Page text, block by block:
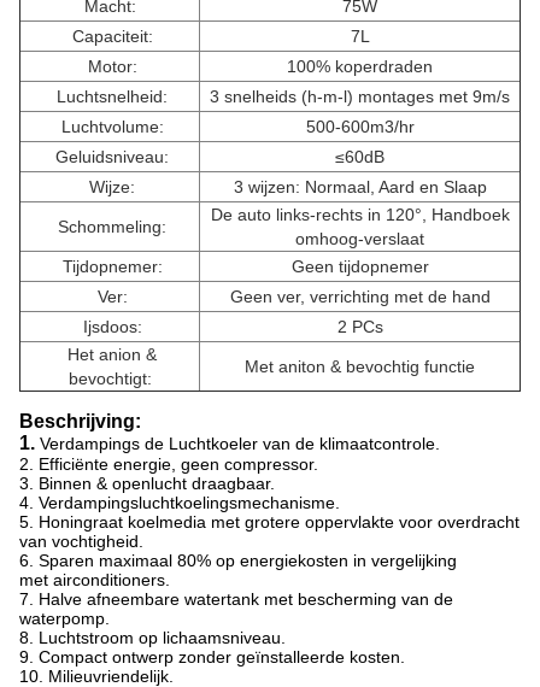
Macht:
75W
Capaciteit:
7L
Motor:
100% koperdraden
Luchtsnelheid:
3 snelheids (h-m-l) montages met 9m/s
Luchtvolume:
500-600m3/hr
Geluidsniveau:
≤60dB
Wijze:
3 wijzen: Normaal, Aard en Slaap
Schommeling:
De auto links-rechts in 120°, Handboek
omhoog-verslaat
Tijdopnemer:
Geen tijdopnemer
Ver:
Geen ver, verrichting met de hand
Ijsdoos:
2 PCs
Het anion &
bevochtigt:
Met aniton & bevochtig functie
Beschrijving:
1. Verdampings de Luchtkoeler van de klimaatcontrole.
2. Efficiënte energie, geen compressor.
3. Binnen & openlucht draagbaar.
4. Verdampingsluchtkoelingsmechanisme.
5. Honingraat koelmedia met grotere oppervlakte voor overdracht
van vochtigheid.
6. Sparen maximaal 80% op energiekosten in vergelijking
met airconditioners.
7. Halve afneembare watertank met bescherming van de
waterpomp.
8. Luchtstroom op lichaamsniveau.
9. Compact ontwerp zonder geïnstalleerde kosten.
10. Milieuvriendelijk.